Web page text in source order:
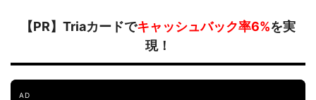
【PR】Triaカードでキャッシュバック率6%を実
現！
AD